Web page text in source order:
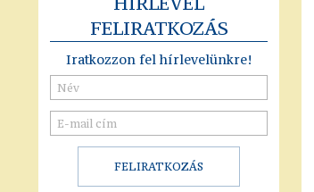
FELIRATKOZÁS
Iratkozzon fel hírlevelünkre!